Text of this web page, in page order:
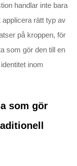
handlar inte bara
rätt typ av
på kroppen, för
som gör den till en
inom
som gör